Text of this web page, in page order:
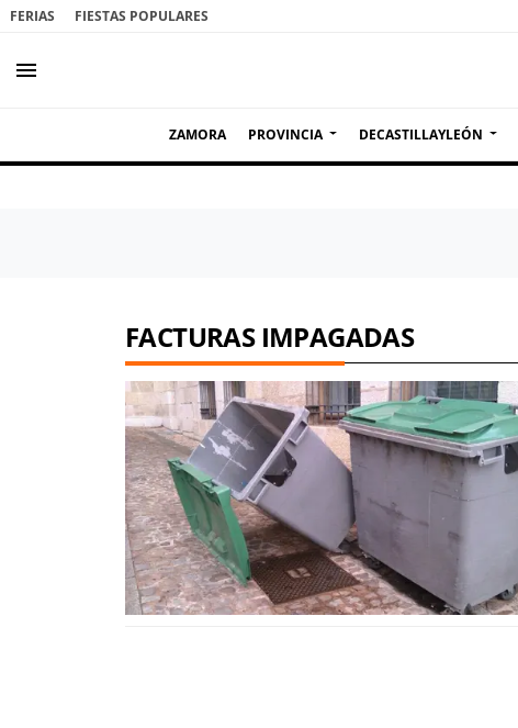
FERIAS FIESTAS POPULARES
menu
ZAMORA PROVINCIA DECASTILLAYLEÓN
FACTURAS IMPAGADAS